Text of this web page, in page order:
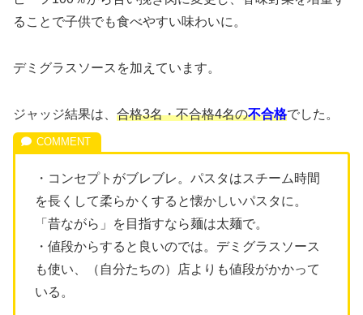
ることで子供でも食べやすい味わいに。
デミグラスソースを加えています。
ジャッジ結果は、 合格3名・不合格4名の不合格でした。
・コンセプトがブレブレ。パスタはスチーム時間
を長くして柔らかくすると懐かしいパスタに。
「昔ながら」を目指すなら麺は太麺で。
・値段からすると良いのでは。デミグラスソース
も使い、（自分たちの）店よりも値段がかかって
いる。